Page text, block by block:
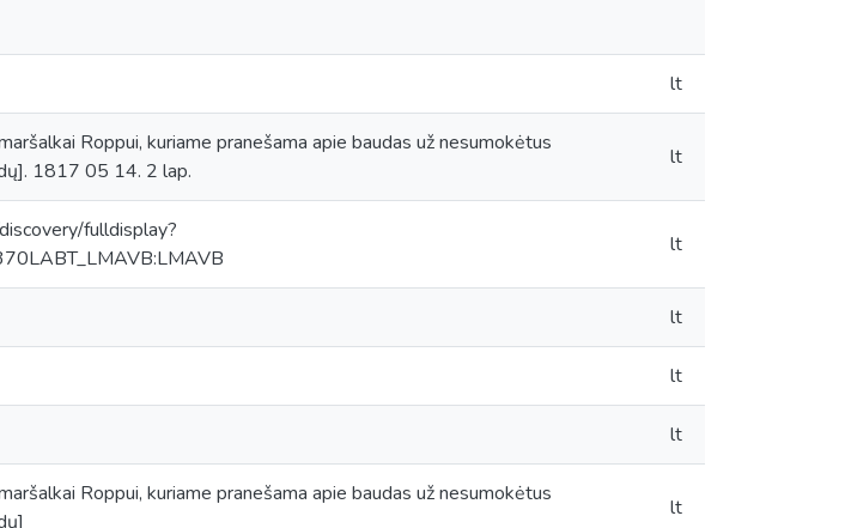
lt
Roppui, kuriame pranešama apie baudas už nesumokėtus
1817 05 14. 2 lap.
lt
fulldisplay?
lt
lt
lt
lt
Roppui, kuriame pranešama apie baudas už nesumokėtus
lt